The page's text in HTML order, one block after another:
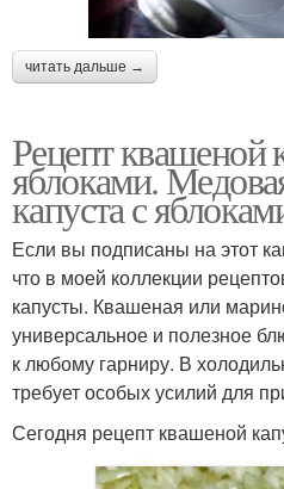
читать дальше →
Рецепт квашеной
яблоками.
капуста с
Если вы подписаны на этот
что в моей коллекции
капусты. Квашеная или
универсальное и полезное
к любому гарниру. В
требует особых усилий для
Сегодня рецепт квашеной